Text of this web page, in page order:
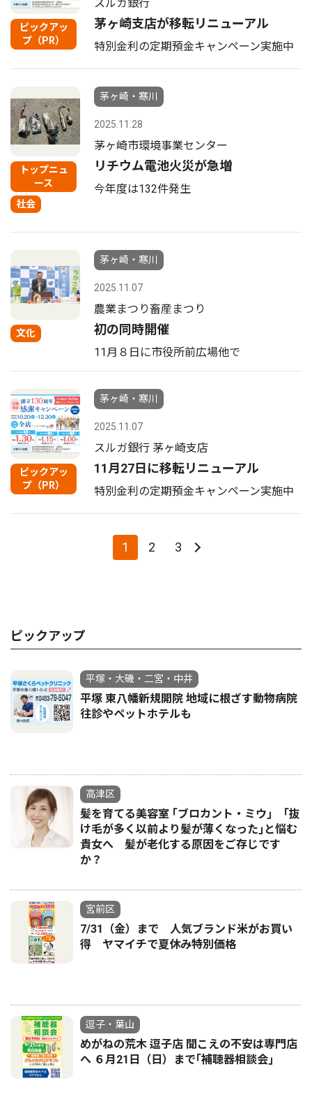
ピックアッ
プ（PR）
スルガ銀行
茅ヶ崎支店が移転リニューアル
特別金利の定期預金キャンペーン実施中
トップニュ
ース
社会
茅ヶ崎・寒川
2025.11.28
茅ヶ崎市環境事業センター
リチウム電池火災が急増
今年度は132件発生
文化
茅ヶ崎・寒川
2025.11.07
農業まつり畜産まつり
初の同時開催
11月８日に市役所前広場他で
ピックアッ
プ（PR）
茅ヶ崎・寒川
2025.11.07
スルガ銀行 茅ヶ崎支店
11月27日に移転リニューアル
特別金利の定期預金キャンペーン実施中
1 2 3
ピックアップ
平塚・大磯・二宮・中井
平塚 東八幡新規開院 地域に根ざす動物病院
往診やペットホテルも
高津区
髪を育てる美容室 ｢ブロカント・ミウ｣ ｢抜
け毛が多く以前より髪が薄くなった｣と悩む
貴女へ 髪が老化する原因をご存じです
か？
宮前区
7/31（金）まで 人気ブランド米がお買い
得 ヤマイチで夏休み特別価格
逗子・葉山
めがねの荒木 逗子店 聞こえの不安は専門店
へ ６月21日（日）まで｢補聴器相談会｣